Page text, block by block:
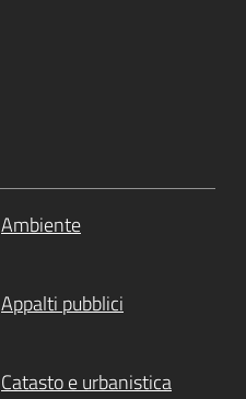
Ambiente
Appalti pubblici
Catasto e urbanistica